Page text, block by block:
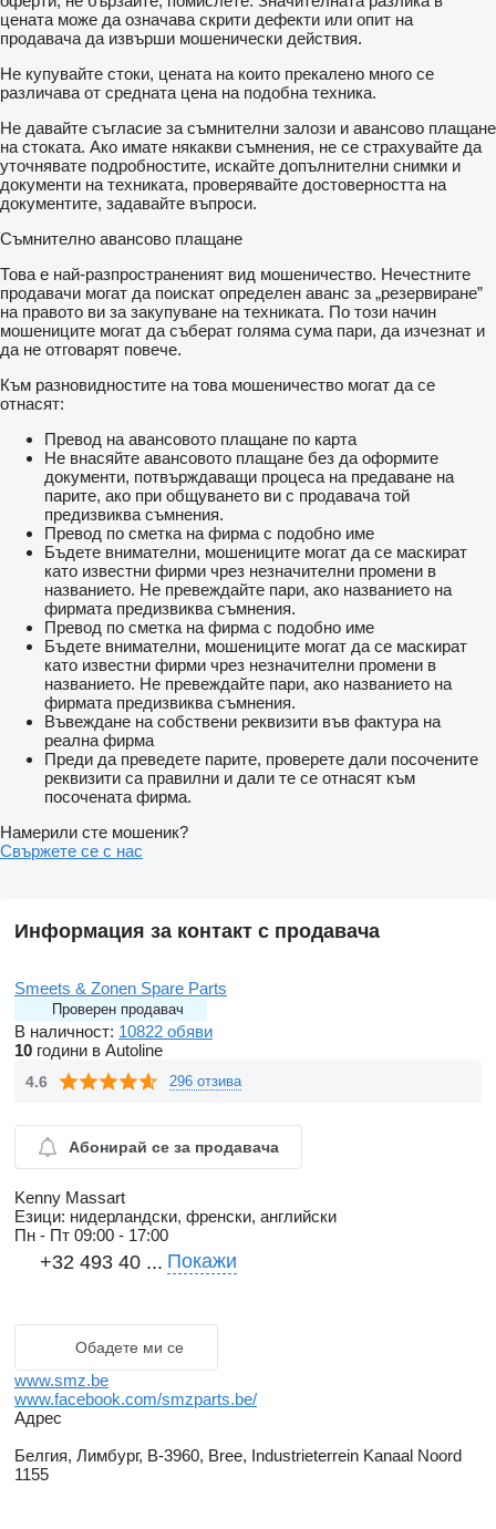
цената може да означава скрити дефекти или опит на
продавача да извърши мошенически действия.
Не купувайте стоки, цената на които прекалено много се
различава от средната цена на подобна техника.
Не давайте съгласие за съмнителни залози и авансово плащане
на стоката. Ако имате някакви съмнения, не се страхувайте да
уточнявате подробностите, искайте допълнителни снимки и
документи на техниката, проверявайте достоверността на
документите, задавайте въпроси.
Съмнително авансово плащане
Това е най-разпространеният вид мошеничество. Нечестните
продавачи могат да поискат определен аванс за „резервиране”
на правото ви за закупуване на техниката. По този начин
мошениците могат да съберат голяма сума пари, да изчезнат и
да не отговарят повече.
Към разновидностите на това мошеничество могат да се
отнасят:
Превод на авансовото плащане по карта
Не внасяйте авансовото плащане без да оформите
документи, потвърждаващи процеса на предаване на
парите, ако при общуването ви с продавача той
предизвиква съмнения.
Превод по сметка на фирма с подобно име
Бъдете внимателни, мошениците могат да се маскират
като известни фирми чрез незначителни промени в
названието. Не превеждайте пари, ако названието на
фирмата предизвиква съмнения.
Превод по сметка на фирма с подобно име
Бъдете внимателни, мошениците могат да се маскират
като известни фирми чрез незначителни промени в
названието. Не превеждайте пари, ако названието на
фирмата предизвиква съмнения.
Въвеждане на собствени реквизити във фактура на
реална фирма
Преди да преведете парите, проверете дали посочените
реквизити са правилни и дали те се отнасят към
посочената фирма.
Намерили сте мошеник?
Свържете се с нас
Информация за контакт с продавача
Smeets & Zonen Spare Parts
Проверен продавач
В наличност: 10822 обяви
10 години в Autoline
4.6 296 отзива
Абонирай се за продавача
Kenny Massart
Езици: нидерландски, френски, английски
Пн - Пт 09:00 - 17:00
+32 493 40 ... Покажи
Обадете ми се
www.smz.be
www.facebook.com/smzparts.be/
Адрес
Белгия, Лимбург, B-3960, Bree, Industrieterrein Kanaal Noord
1155